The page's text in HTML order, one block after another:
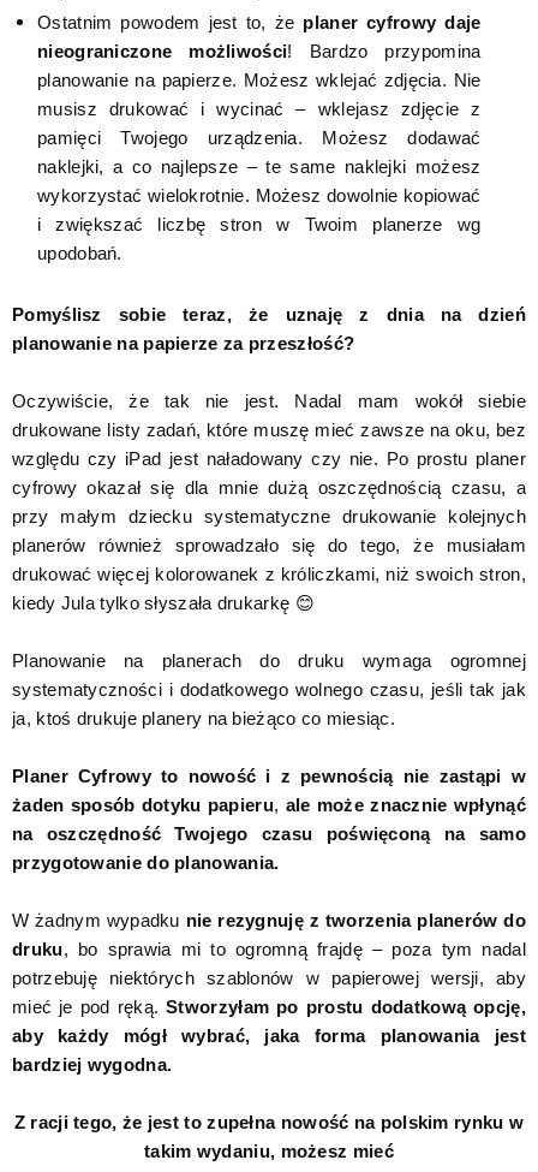
Ostatnim powodem jest to, że planer cyfrowy daje
nieograniczone możliwości! Bardzo przypomina
planowanie na papierze. Możesz wklejać zdjęcia. Nie
musisz drukować i wycinać – wklejasz zdjęcie z
pamięci Twojego urządzenia. Możesz dodawać
naklejki, a co najlepsze – te same naklejki możesz
wykorzystać wielokrotnie. Możesz dowolnie kopiować
i zwiększać liczbę stron w Twoim planerze wg
upodobań.
Pomyślisz sobie teraz, że uznaję z dnia na dzień
planowanie na papierze za przeszłość?
Oczywiście, że tak nie jest. Nadal mam wokół siebie
drukowane listy zadań, które muszę mieć zawsze na oku, bez
względu czy iPad jest naładowany czy nie. Po prostu planer
cyfrowy okazał się dla mnie dużą oszczędnością czasu, a
przy małym dziecku systematyczne drukowanie kolejnych
planerów również sprowadzało się do tego, że musiałam
drukować więcej kolorowanek z króliczkami, niż swoich stron,
kiedy Jula tylko słyszała drukarkę 😊
Planowanie na planerach do druku wymaga ogromnej
systematyczności i dodatkowego wolnego czasu, jeśli tak jak
ja, ktoś drukuje planery na bieżąco co miesiąc.
Planer Cyfrowy to nowość i z pewnością nie zastąpi w
żaden sposób dotyku papieru, ale może znacznie wpłynąć
na oszczędność Twojego czasu poświęconą na samo
przygotowanie do planowania.
W żadnym wypadku nie rezygnuję z tworzenia planerów do
druku, bo sprawia mi to ogromną frajdę – poza tym nadal
potrzebuję niektórych szablonów w papierowej wersji, aby
mieć je pod ręką.Stworzyłam po prostu dodatkową opcję,
aby każdy mógł wybrać, jaka forma planowania jest
bardziej wygodna.
Z racji tego, że jest to zupełna nowość na polskim rynku w
takim wydaniu, możesz mieć